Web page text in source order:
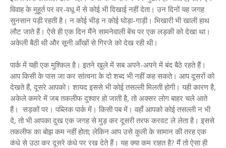
विवाह के मुहूर्त पर वर-वधू में से कोई भी दिखाई नहीं देता। उन दिनों यह जगह
सुनसान पड़ी रहती है। न कोई भीड़ न कोई घोड़ा-गाड़ी। भिखारी भी खाली हाथ
लौट जाते हैं। ऐसे ही एक दिन मैंने सामनेवाली बेंच पर एक लड़की को देखा था।
अकेली बैठी थी और सूनी आँखों से गिरजे को देख रही थी।
पार्क में यही एक मुश्किल है। इतने खुले में सब अपने-अपने में बंद बैठे रहते हैं।
आप किसी के पास जा कर सांत्वना के दो शब्द भी नहीं कह सकते। आप दूसरों को
देखते हैं, दूसरे आपको। शायद इससे भी कोई तसल्ली मिलती होगी। यही कारण है,
अकेले कमरे में जब तकलीफ दुश्वार हो जाती है, तो अक्सर लोग बाहर चले आते
हैं। सड़कों पर। पब्लिक पार्क में। किसी पब में। वहाँ आपको कोई तसल्ली न भी
दे, तो भी आपका दुख एक जगह से मुड़ कर दूसरी तरफ करवट ले लेता है। इससे
तकलीफ का बोझ कम नहीं होता; लेकिन आप उसे कुली के सामान की तरह एक
कंधे से उठा कर दूसरे कंधे पर रख देते हैं। यह क्या कम राहत है? मैं तो ऐसा ही